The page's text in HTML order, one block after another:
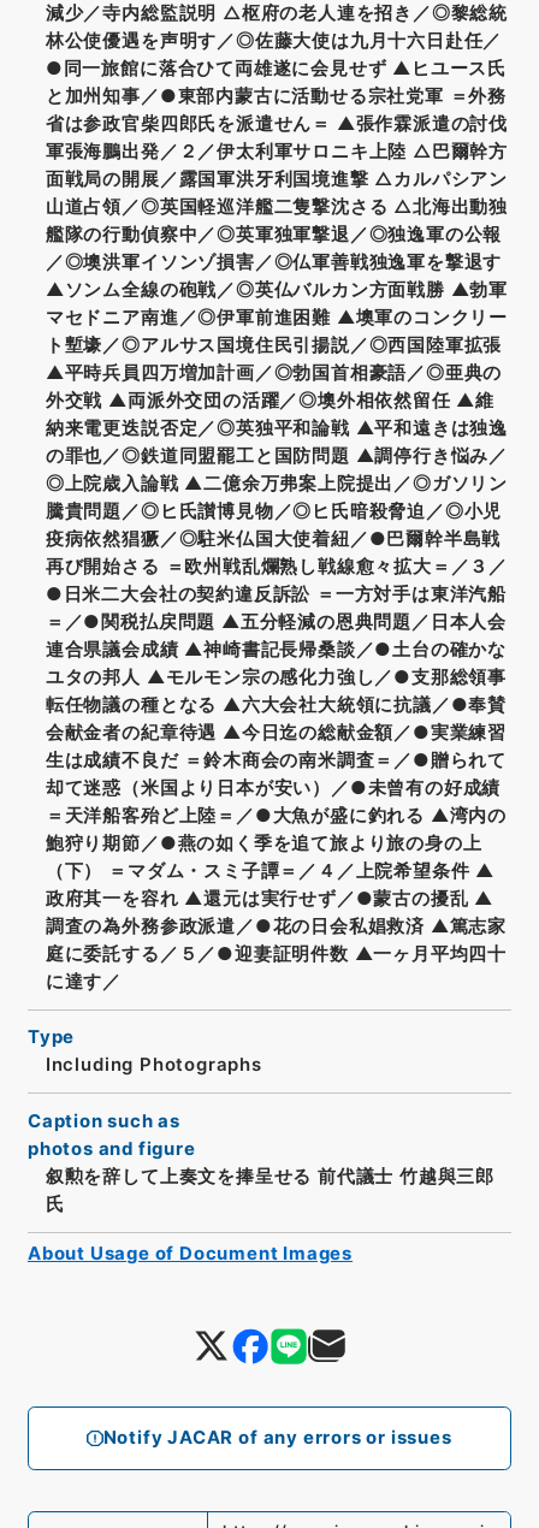
Notify JACAR of any errors or issues
減少／寺内総監説明 △枢府の老人連を招き／◎黎総統
林公使優遇を声明す／◎佐藤大使は九月十六日赴任／
●同一旅館に落合ひて両雄遂に会見せず ▲ヒユース氏
と加州知事／●東部内蒙古に活動せる宗社党軍 ＝外務
省は参政官柴四郎氏を派遣せん＝ ▲張作霖派遣の討伐
軍張海鵬出発／２／伊太利軍サロニキ上陸 △巴爾幹方
面戦局の開展／露国軍洪牙利国境進撃 △カルパシアン
山道占領／◎英国軽巡洋艦二隻撃沈さる △北海出動独
艦隊の行動偵察中／◎英軍独軍撃退／◎独逸軍の公報
／◎墺洪軍イソンゾ損害／◎仏軍善戦独逸軍を撃退す
▲ソンム全線の砲戦／◎英仏バルカン方面戦勝 ▲勃軍
マセドニア南進／◎伊軍前進困難 ▲墺軍のコンクリー
ト塹壕／◎アルサス国境住民引揚説／◎西国陸軍拡張
▲平時兵員四万増加計画／◎勃国首相豪語／◎亜典の
外交戦 ▲両派外交団の活躍／◎墺外相依然留任 ▲維
納来電更迭説否定／◎英独平和論戦 ▲平和遠きは独逸
の罪也／◎鉄道同盟罷工と国防問題 ▲調停行き悩み／
◎上院歳入論戦 ▲二億余万弗案上院提出／◎ガソリン
騰貴問題／◎ヒ氏讃博見物／◎ヒ氏暗殺脅迫／◎小児
疫病依然猖獗／◎駐米仏国大使着紐／●巴爾幹半島戦
再び開始さる ＝欧州戦乱爛熟し戦線愈々拡大＝／３／
●日米二大会社の契約違反訴訟 ＝一方対手は東洋汽船
＝／●関税払戻問題 ▲五分軽減の恩典問題／日本人会
連合県議会成績 ▲神崎書記長帰桑談／●土台の確かな
ユタの邦人 ▲モルモン宗の感化力強し／●支那総領事
転任物議の種となる ▲六大会社大統領に抗議／●奉賛
会献金者の紀章待遇 ▲今日迄の総献金額／●実業練習
生は成績不良だ ＝鈴木商会の南米調査＝／●贈られて
却て迷惑（米国より日本が安い）／●未曾有の好成績
＝天洋船客殆ど上陸＝／●大魚が盛に釣れる ▲湾内の
鮑狩り期節／●燕の如く季を追て旅より旅の身の上
（下） ＝マダム・スミ子譚＝／４／上院希望条件 ▲
政府其一を容れ ▲還元は実行せず／●蒙古の擾乱 ▲
調査の為外務参政派遣／●花の日会私娼救済 ▲篤志家
庭に委託する／５／●迎妻証明件数 ▲一ヶ月平均四十
に達す／
Type
Including Photographs
Caption such as
photos and figure
叙勲を辞して上奏文を捧呈せる 前代議士 竹越與三郎
氏
About Usage of Document Images